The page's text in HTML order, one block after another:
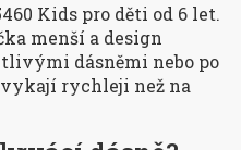
Kids pro děti od 6 let.
menší a design
dásněmi nebo po
rychleji než na